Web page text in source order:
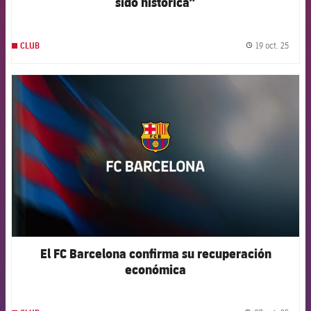
CLUB 19 oct. 25
El FC Barcelona confirma su recuperación
económica